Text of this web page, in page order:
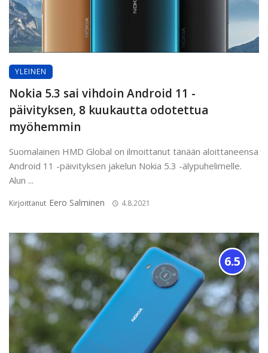
YLEINEN
Nokia 5.3 sai vihdoin Android 11 -
päivityksen, 8 kuukautta odotettua
myöhemmin
Suomalainen HMD Global on ilmoittanut tänään aloittaneensa
Android 11 -päivityksen jakelun Nokia 5.3 -älypuhelimelle.
Alun ...
Kirjoittanut Eero Salminen 4.8.2021
6.5